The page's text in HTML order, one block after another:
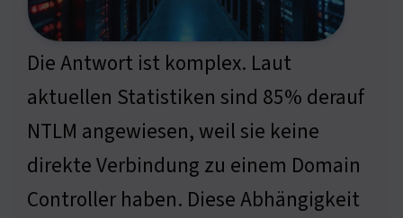
Die Antwort ist komplex. Laut
aktuellen Statistiken sind 85% derauf
NTLM angewiesen, weil sie keine
direkte Verbindung zu einem Domain
Controller haben. Diese Abhängigkeit